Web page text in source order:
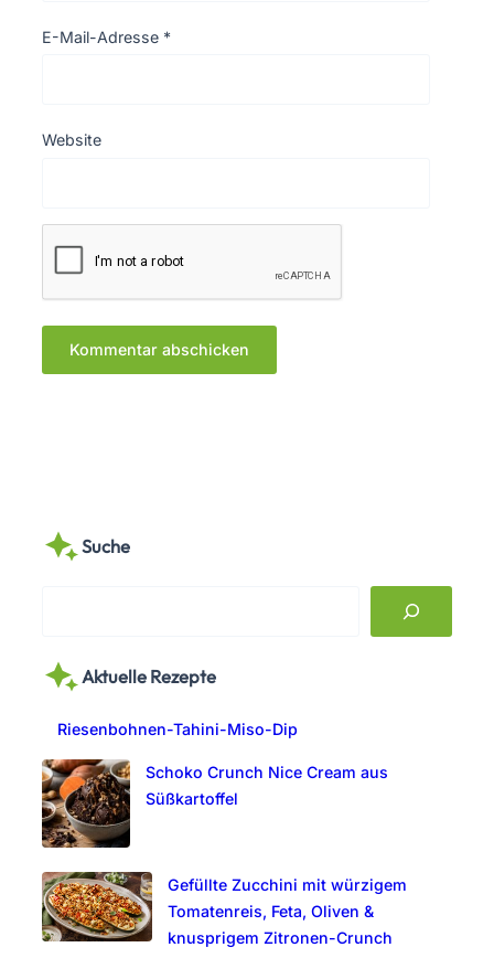
E-Mail-Adresse *
Website
Suche
r
Aktuelle Rezepte
Riesenbohnen-Tahini-Miso-Dip
Schoko Crunch Nice Cream aus
Süßkartoffel
Gefüllte Zucchini mit würzigem
Tomatenreis, Feta, Oliven &
knusprigem Zitronen-Crunch